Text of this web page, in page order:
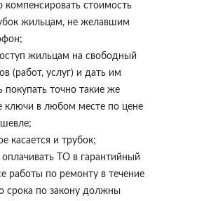
компенсировать стоимость
жильцам, не желавшим
жильцам на свободный
(работ, услуг) и дать им
покупать точно такие же
в любом месте по цене
касается и трубок;
ТО в гарантийный
работы по ремонту в течение
срока по закону должны